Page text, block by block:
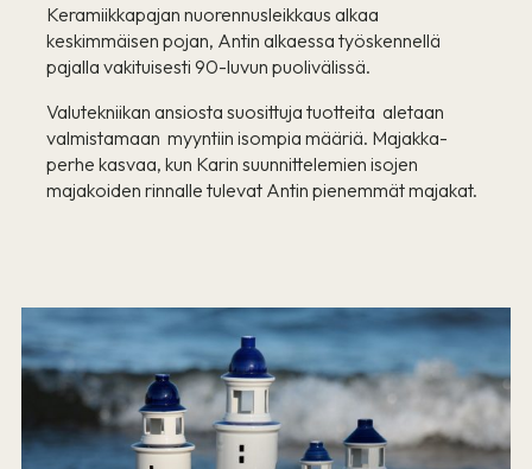
Keramiikkapajan nuorennusleikkaus alkaa
keskimmäisen pojan, Antin alkaessa työskennellä
pajalla vakituisesti 90-luvun puolivälissä.
Valutekniikan ansiosta suosittuja tuotteita aletaan
valmistamaan myyntiin isompia määriä. Majakka-
perhe kasvaa, kun Karin suunnittelemien isojen
majakoiden rinnalle tulevat Antin pienemmät majakat.